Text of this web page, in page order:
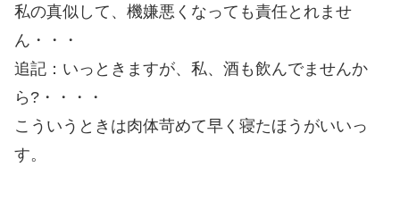
私の真似して、機嫌悪くなっても責任とれませ
ん・・・
追記：いっときますが、私、酒も飲んでませんか
ら?・・・・
こういうときは肉体苛めて早く寝たほうがいいっ
す。